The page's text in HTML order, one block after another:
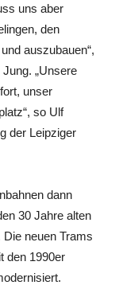
uns aber
den
auszubauen“,
„Unsere
unser
so Ulf
der Leipziger
dann
30 Jahre alten
neuen Trams
den 1990er